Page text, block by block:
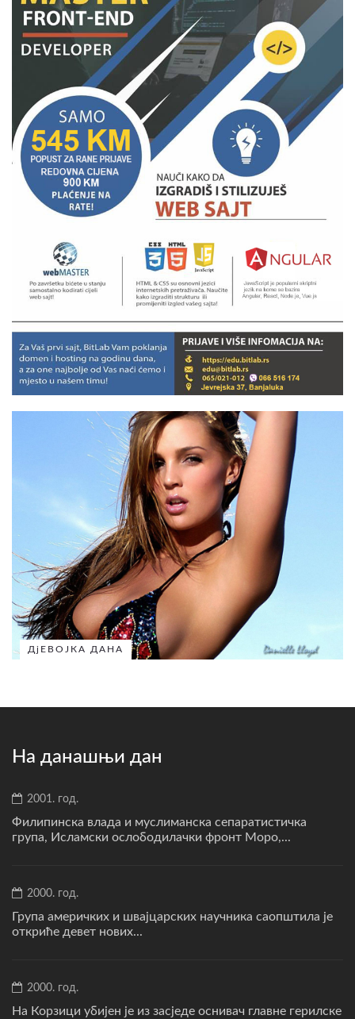
ДјЕВОЈКА ДАНА
На данашњи дан
2001. год.
Филипинска влада и муслиманска сепаратистичка
група, Исламски ослободилачки фронт Моро,...
2000. год.
Група америчких и швајцарских научника саопштила је
откриће девет нових...
2000. год.
На Корзици убијен је из засједе оснивач главне герилске